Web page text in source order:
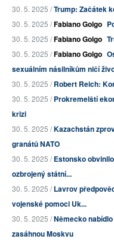
30. 5. 2025 /Trump: Začátek
30. 5. 2025 /Fabiano Golgo
30. 5. 2025 /Fabiano Golgo
30. 5. 2025 /Fabiano Golgo
sexuálním násilníkům ničí
30. 5. 2025 /Robert Reich:
30. 5. 2025 /Prokremelští
krizi
30. 5. 2025 /Kazachstán
granátů NATO
30. 5. 2025 /Estonsko
ozbrojený státní...
30. 5. 2025 /Lavrov
vojenské pomoci Uk...
30. 5. 2025 /Německo
zasáhnou Moskvu